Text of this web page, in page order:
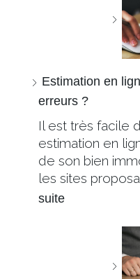
Estimation en
erreurs ?
Il est très facile
estimation en
de son bien
les sites
suite